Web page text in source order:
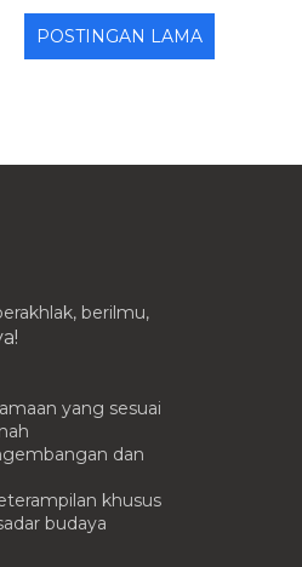
POSTINGAN LAMA
berilmu,
yang sesuai
dan
khusus
budaya